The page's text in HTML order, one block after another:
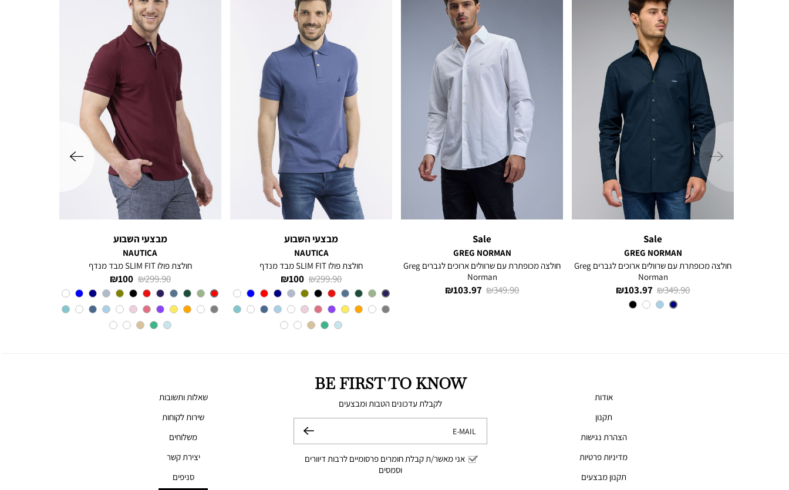
ימינה
Sale
GREG NORMAN
חולצה מכופתרת עם שרוולים ארוכים לגברים Greg
Norman
מחיר
מוצר
103.97 ₪
מחיר
רגיל
349.90 ₪
צבע
NAVY
Sale
GREG NORMAN
חולצה מכופתרת עם שרוולים ארוכים לגברים Greg
Norman
מחיר
103.97 ₪
מחיר
349.90 ₪
מבצעי השבוע
NAUTICA
חולצת פולו SLIM FIT מבד מנדף
מחיר
מוצר
100 ₪
מחיר
רגיל
299.90 ₪
צבע
BLUE
INDIGO
מבצעי השבוע
NAUTICA
חולצת פולו SLIM FIT מבד מנדף
מחיר
מוצר
100 ₪
מחיר
רגיל
299.90 ₪
צבע
Red
שמאלה
BE FIRST TO KNOW
לקבלת עדכונים הטבות ומבצעים
E-MAIL
אני מאשר/ת קבלת חומרים פרסומיים לרבות דיוורים
וסמסים
שלח
אודות
תקנון
הצהרת נגישות
מדיניות פרטיות
תקנון מבצעים
שאלות ותשובות
שירות לקוחות
משלוחים
יצירת קשר
סניפים